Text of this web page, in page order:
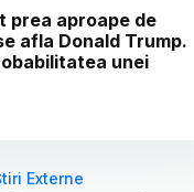
prea aproape de
afla Donald Trump.
unei
Externe